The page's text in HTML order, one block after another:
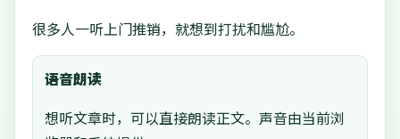
很多人一听上门推销，就想到打扰和尴尬。
语音朗读
想听文章时，可以直接朗读正文。声音由当前浏